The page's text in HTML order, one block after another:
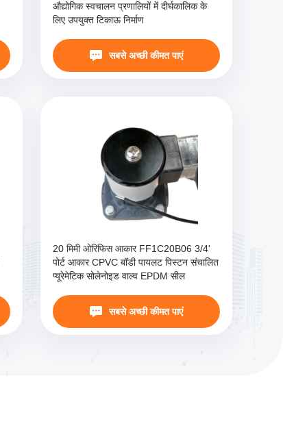
औद्योगिक स्वचालन प्रणालियों में दीर्घकालिक के
लिए उपयुक्त टिकाऊ निर्माण
सबसे अच्छी कीमत पाएं
20 मिमी ओरिफिस आकार FF1C20B06 3/4'
पोर्ट आकार CPVC बॉडी पायलट पिस्टन संचालित
प्यूरेमेटिक सोलेनोइड वाल्व EPDM सील
सबसे अच्छी कीमत पाएं